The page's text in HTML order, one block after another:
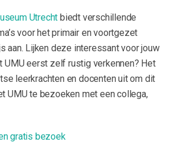
Utrecht biedt verschillende
voor het primair en voortgezet
aan. Lijken deze interessant voor jouw
UMU eerst zelf rustig verkennen? Het
leerkrachten en docenten uit om dit
UMU te bezoeken met een collega,
gratis bezoek